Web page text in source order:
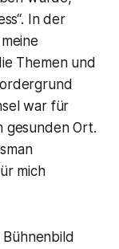
In der
Themen und
war für
gesunden Ort.
mich
Bühnenbild